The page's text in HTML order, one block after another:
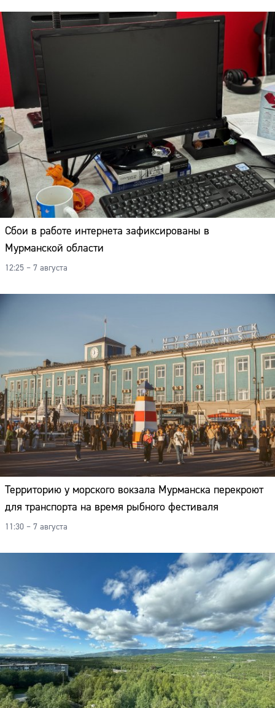
Сбои в работе интернета зафиксированы в
Мурманской области
12:25 – 7 августа
Территорию у морского вокзала Мурманска перекроют
для транспорта на время рыбного фестиваля
11:30 – 7 августа